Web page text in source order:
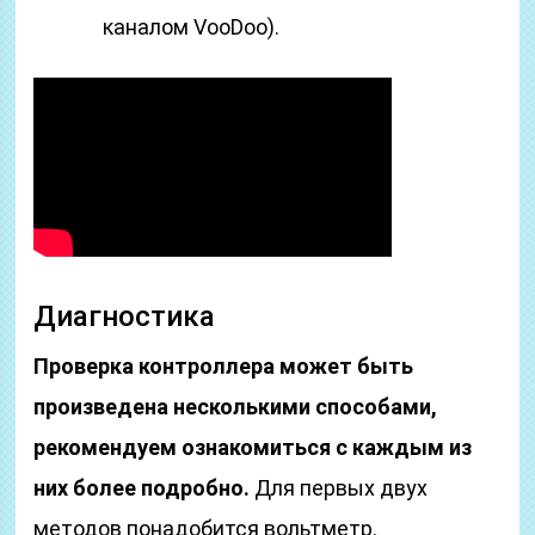
каналом VooDoo).
Диагностика
Проверка контроллера может быть
произведена несколькими способами,
рекомендуем ознакомиться с каждым из
них более подробно. Для первых двух
методов понадобится вольтметр.